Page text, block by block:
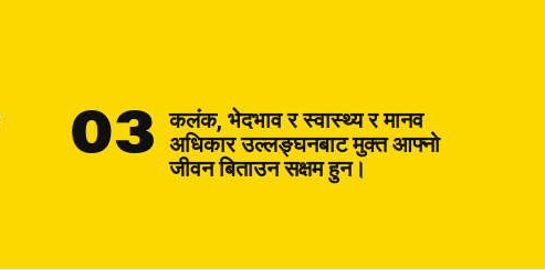
03 कलंक, भेदभाव र स्वास्थ्य र मानव
अधिकार उल्लङ्घनबाट मुक्त आफ्नो
जीवन बिताउन सक्षम हुन।